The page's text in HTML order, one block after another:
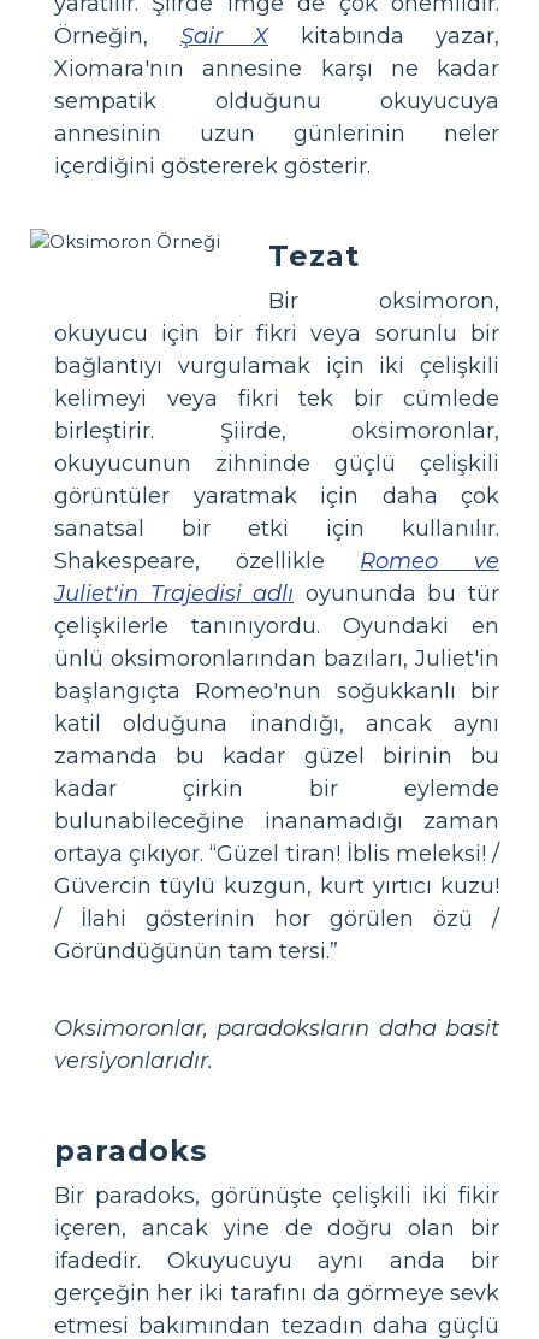
Örneğin, Şair Xkitabında yazar,
Xiomara'nın annesine karşı ne kadar
sempatik olduğunu okuyucuya
annesinin uzun günlerinin neler
içerdiğini göstererek gösterir.
Tezat
Bir oksimoron,
okuyucu için bir fikri veya sorunlu bir
bağlantıyı vurgulamak için iki çelişkili
kelimeyi veya fikri tek bir cümlede
birleştirir. Şiirde, oksimoronlar,
okuyucunun zihninde güçlü çelişkili
görüntüler yaratmak için daha çok
sanatsal bir etki için kullanılır.
Shakespeare, özellikle Romeo ve
Juliet'in Trajedisi adlı oyununda bu tür
çelişkilerle tanınıyordu. Oyundaki en
ünlü oksimoronlarından bazıları, Juliet'in
başlangıçta Romeo'nun soğukkanlı bir
katil olduğuna inandığı, ancak aynı
zamanda bu kadar güzel birinin bu
kadar çirkin bir eylemde
bulunabileceğine inanamadığı zaman
ortaya çıkıyor. “Güzel tiran! İblis meleksi! /
Güvercin tüylü kuzgun, kurt yırtıcı kuzu!
/ İlahi gösterinin hor görülen özü /
Göründüğünün tam tersi.”
Oksimoronlar, paradoksların daha basit
versiyonlarıdır.
paradoks
Bir paradoks, görünüşte çelişkili iki fikir
içeren, ancak yine de doğru olan bir
ifadedir. Okuyucuyu aynı anda bir
gerçeğin her iki tarafını da görmeye sevk
etmesi bakımından tezadın daha güçlü